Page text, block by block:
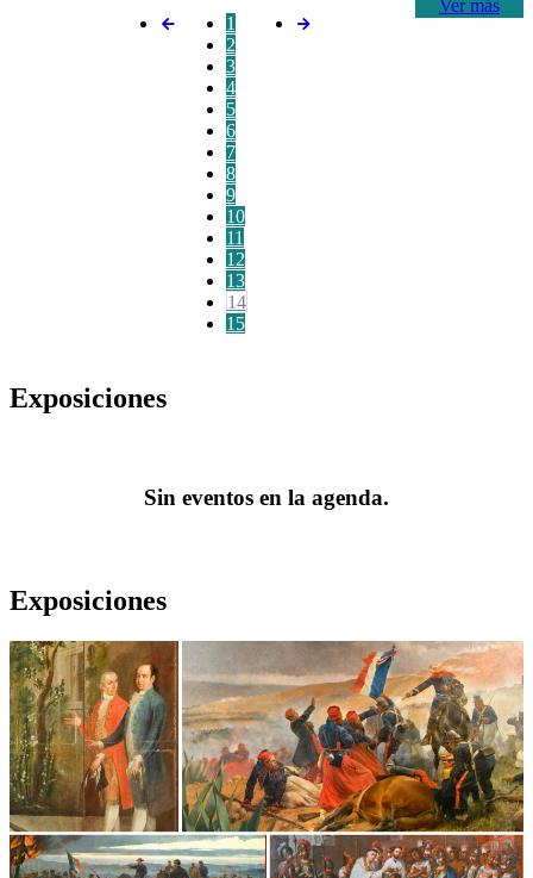
Ver más
1
2
3
4
5
6
7
8
9
10
11
12
13
14
15
Exposiciones
Sin eventos en la agenda.
Exposiciones